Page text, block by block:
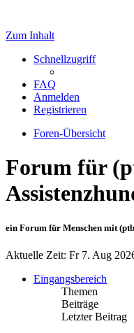
Zum Inhalt
Schnellzugriff
FAQ
Anmelden
Registrieren
Foren-Übersicht
Forum für
ein Forum für Menschen mit
Aktuelle Zeit: Fr 7. Aug
Eingangsbereich
Themen
Beiträge
Letzter Beitrag